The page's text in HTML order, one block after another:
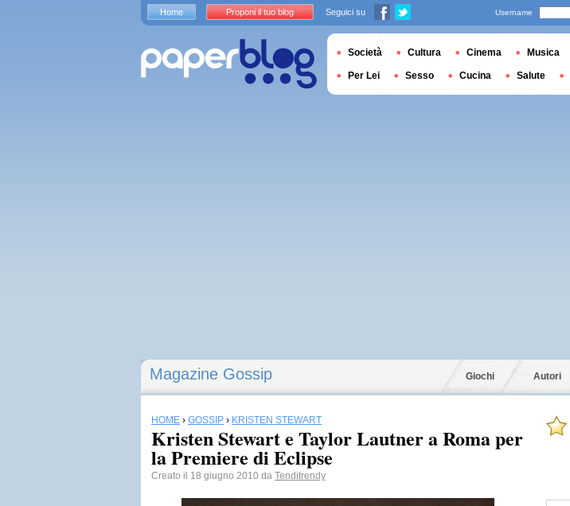
Magazine Gossip Giochi Autori
HOME › GOSSIP › KRISTEN STEWART
Kristen Stewart e Taylor Lautner a Roma per
la Premiere di Eclipse
Creato il 18 giugno 2010 da Tenditrendy
Home Proponi il tuo blog Seguici su Username
Società Cultura Cinema Musica
Per Lei Sesso Cucina Salute